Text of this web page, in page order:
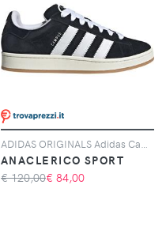
ANACLERICO SPORT
€ 120,00€ 84,00